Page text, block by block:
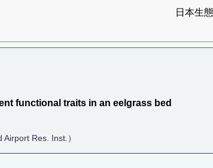
日本生
functional traits in an eelgrass bed
Res. Inst.）